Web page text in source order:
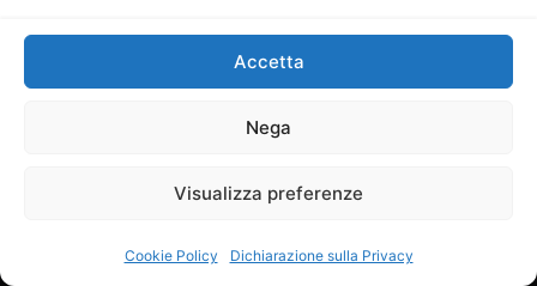
Accetta
Nega
Visualizza preferenze
Cookie Policy Dichiarazione sulla Privacy
P.IVA: 06334930820
Mercurio Comunicazione Società Cooperativa a r.l. è
iscritta al Registro degli Operatori di Comunicazione al
Sito gestito daLa Digitale srl–info@ladigitale.it